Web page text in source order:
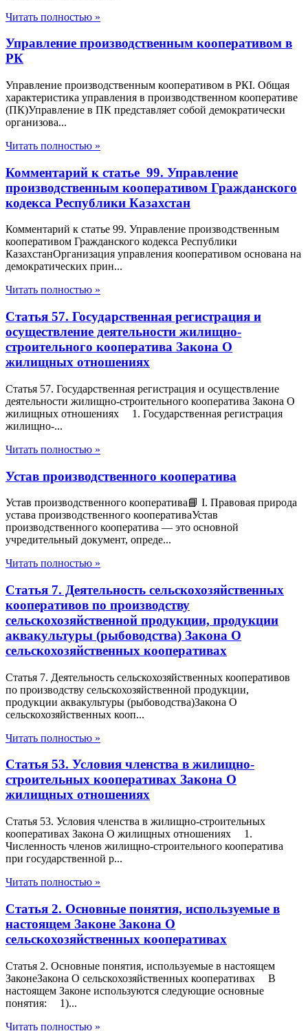
Читать полностью »
Управление производственным кооперативом в
РК
Управление производственным кооперативом в РКI. Общая
характеристика управления в производственном кооперативе
(ПК)Управление в ПК представляет собой демократически
организова...
Читать полностью »
Комментарий к статье 99. Управление
производственным кооперативом Гражданского
кодекса Республики Казахстан
Комментарий к статье 99. Управление производственным
кооперативом Гражданского кодекса Республики
КазахстанОрганизация управления кооперативом основана на
демократических прин...
Читать полностью »
Статья 57. Государственная регистрация и
осуществление деятельности жилищно-
строительного кооператива Закона О
жилищных отношениях
Статья 57. Государственная регистрация и осуществление
деятельности жилищно-строительного кооператива Закона О
жилищных отношениях 1. Государственная регистрация
жилищно-...
Читать полностью »
Устав производственного кооператива
Устав производственного кооператива📘 I. Правовая природа
устава производственного кооперативаУстав
производственного кооператива — это основной
учредительный документ, опреде...
Читать полностью »
Статья 7. Деятельность сельскохозяйственных
кооперативов по производству
сельскохозяйственной продукции, продукции
аквакультуры (рыбоводства) Закона О
сельскохозяйственных кооперативах
Статья 7. Деятельность сельскохозяйственных кооперативов
по производству сельскохозяйственной продукции,
продукции аквакультуры (рыбоводства)Закона О
сельскохозяйственных кооп...
Читать полностью »
Статья 53. Условия членства в жилищно-
строительных кооперативах Закона О
жилищных отношениях
Статья 53. Условия членства в жилищно-строительных
кооперативах Закона О жилищных отношениях 1.
Численность членов жилищно-строительного кооператива
при государственной р...
Читать полностью »
Статья 2. Основные понятия, используемые в
настоящем Законе Закона О
сельскохозяйственных кооперативах
Статья 2. Основные понятия, используемые в настоящем
ЗаконеЗакона О сельскохозяйственных кооперативах В
настоящем Законе используются следующие основные
понятия: 1)...
Читать полностью »